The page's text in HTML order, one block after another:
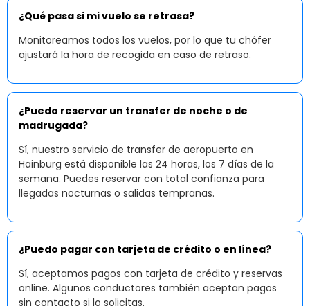
¿Qué pasa si mi vuelo se retrasa?
Monitoreamos todos los vuelos, por lo que tu chófer
ajustará la hora de recogida en caso de retraso.
¿Puedo reservar un transfer de noche o de
madrugada?
Sí, nuestro servicio de transfer de aeropuerto en
Hainburg está disponible las 24 horas, los 7 días de la
semana. Puedes reservar con total confianza para
llegadas nocturnas o salidas tempranas.
¿Puedo pagar con tarjeta de crédito o en línea?
Sí, aceptamos pagos con tarjeta de crédito y reservas
online. Algunos conductores también aceptan pagos
sin contacto si lo solicitas.